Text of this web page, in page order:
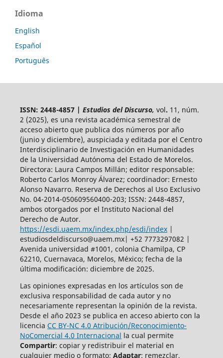
Idioma
English
Español
Português
ISSN: 2448-4857 | Estudios del Discurso, vol. 11, núm.
2 (2025), es una revista académica semestral de
acceso abierto que publica dos números por año
(junio y diciembre), auspiciada y editada por el Centro
Interdisciplinario de Investigación en Humanidades
de la Universidad Autónoma del Estado de Morelos.
Directora: Laura Campos Millán; editor responsable:
Roberto Carlos Monroy Álvarez; coordinador: Ernesto
Alonso Navarro. Reserva de Derechos al Uso Exclusivo
No. 04-2014-050609560400-203; ISSN: 2448-4857,
ambos otorgados por el Instituto Nacional del
Derecho de Autor.
https://esdi.uaem.mx/index.php/esdi/index|
estudiosdeldiscurso@uaem.mx| +52 7773297082 |
Avenida universidad #1001, colonia Chamilpa, CP
62210, Cuernavaca, Morelos, México; fecha de la
última modificación: diciembre de 2025.
Las opiniones expresadas en los artículos son de
exclusiva responsabilidad de cada autor y no
necesariamente representan la opinión de la revista.
Desde el año 2023 se publica en acceso abierto con la
licencia CC BY-NC 4.0 Atribución/Reconocimiento-
NoComercial 4.0 Internacional la cual permite
Compartir: copiar y redistribuir el material en
cualquier medio o formato; Adaptar: remezclar,